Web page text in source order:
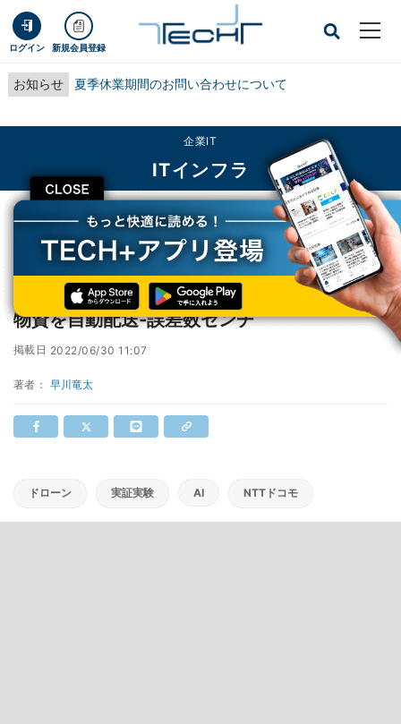
ログイン 新規会員登録
お知らせ 夏季休業期間のお問い合わせについて
CLOSE
企業IT
ITインフラ
TECH+ 企業IT
ITインフラ
ドコモ、約40㎞離れた沖縄離島にドローンで物資を自動配送‐誤差数センチ
ドコモ、約40㎞離れた沖縄離島にドローンで
物資を自動配送‐誤差数センチ
掲載日 2022/06/30 11:07
著者： 早川竜太
ドローン 実証実験 AI NTTドコモ